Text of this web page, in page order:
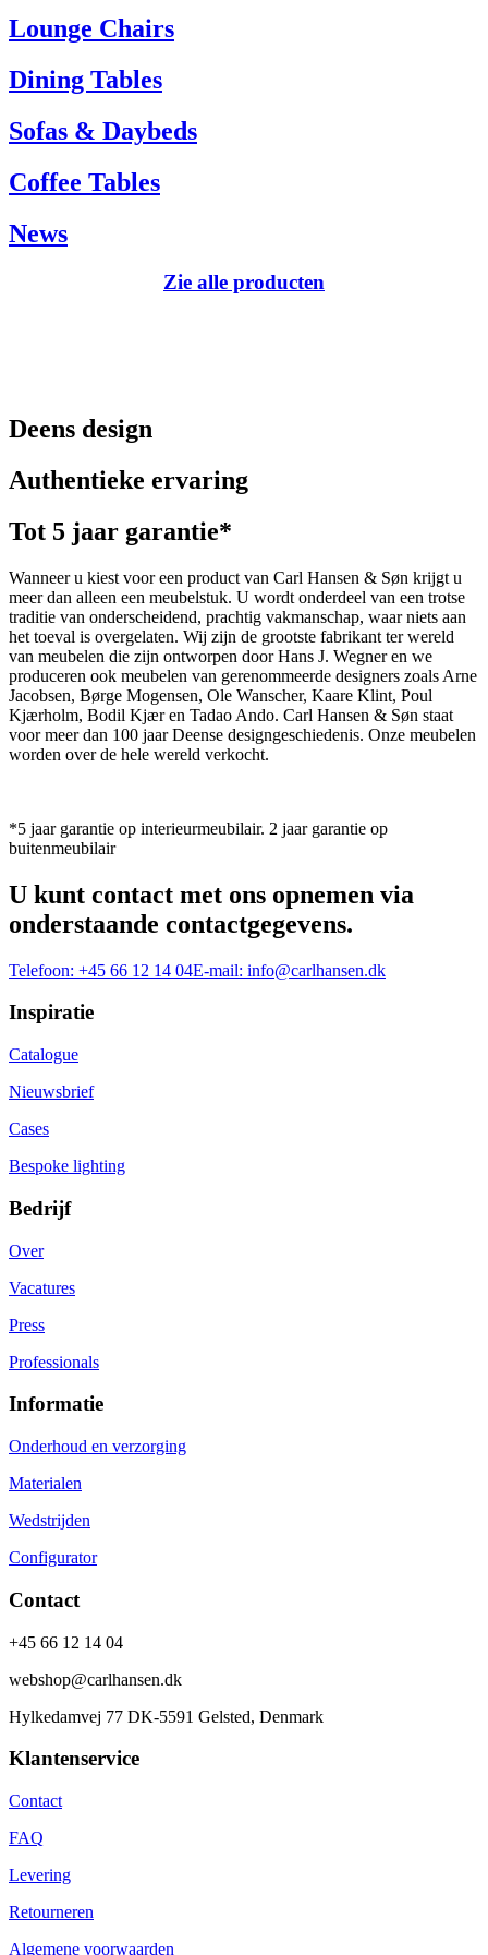
Tel.: +45 66 12 14 04
info@carlhansen.dk
Lounge Chairs
Dining Tables
Sofas & Daybeds
Coffee Tables
News
Zie alle producten
Deens design
Authentieke ervaring
Tot 5 jaar garantie*
Wanneer u kiest voor een product van Carl Hansen & Søn krijgt u
meer dan alleen een meubelstuk. U wordt onderdeel van een trotse
traditie van onderscheidend, prachtig vakmanschap, waar niets aan
het toeval is overgelaten. Wij zijn de grootste fabrikant ter wereld
van meubelen die zijn ontworpen door Hans J. Wegner en we
produceren ook meubelen van gerenommeerde designers zoals Arne
Jacobsen, Børge Mogensen, Ole Wanscher, Kaare Klint, Poul
Kjærholm, Bodil Kjær en Tadao Ando. Carl Hansen & Søn staat
voor meer dan 100 jaar Deense designgeschiedenis. Onze meubelen
worden over de hele wereld verkocht.
*5 jaar garantie op interieurmeubilair. 2 jaar garantie op
buitenmeubilair
U kunt contact met ons opnemen via
onderstaande contactgegevens.
Telefoon: +45 66 12 14 04E-mail: info@carlhansen.dk
Inspiratie
Catalogue
Nieuwsbrief
Cases
Bespoke lighting
Bedrijf
Over
Vacatures
Press
Professionals
Informatie
Onderhoud en verzorging
Materialen
Wedstrijden
Configurator
Contact
+45 66 12 14 04
webshop@carlhansen.dk
Hylkedamvej 77 DK-5591 Gelsted, Denmark
Klantenservice
Contact
FAQ
Levering
Retourneren
Algemene voorwaarden